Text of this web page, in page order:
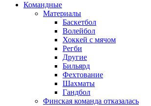
Командные
Материалы
Баскетбол
Волейбол
Хоккей с мячом
Регби
Другие
Бильярд
Фехтование
Шахматы
Гандбол
Финская команда отказалась